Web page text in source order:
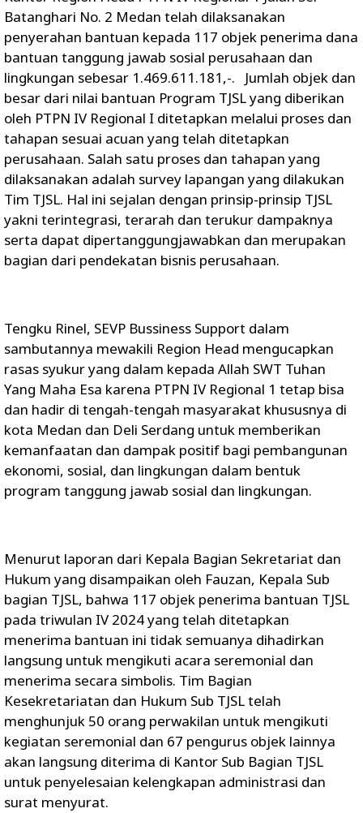
Batanghari No. 2 Medan telah dilaksanakan
penyerahan bantuan kepada 117 objek penerima dana
bantuan tanggung jawab sosial perusahaan dan
lingkungan sebesar 1.469.611.181,-. Jumlah objek dan
besar dari nilai bantuan Program TJSL yang diberikan
oleh PTPN IV Regional I ditetapkan melalui proses dan
tahapan sesuai acuan yang telah ditetapkan
perusahaan. Salah satu proses dan tahapan yang
dilaksanakan adalah survey lapangan yang dilakukan
Tim TJSL. Hal ini sejalan dengan prinsip-prinsip TJSL
yakni terintegrasi, terarah dan terukur dampaknya
serta dapat dipertanggungjawabkan dan merupakan
bagian dari pendekatan bisnis perusahaan.
Tengku Rinel, SEVP Bussiness Support dalam
sambutannya mewakili Region Head mengucapkan
rasas syukur yang dalam kepada Allah SWT Tuhan
Yang Maha Esa karena PTPN IV Regional 1 tetap bisa
dan hadir di tengah-tengah masyarakat khususnya di
kota Medan dan Deli Serdang untuk memberikan
kemanfaatan dan dampak positif bagi pembangunan
ekonomi, sosial, dan lingkungan dalam bentuk
program tanggung jawab sosial dan lingkungan.
Menurut laporan dari Kepala Bagian Sekretariat dan
Hukum yang disampaikan oleh Fauzan, Kepala Sub
bagian TJSL, bahwa 117 objek penerima bantuan TJSL
pada triwulan IV 2024 yang telah ditetapkan
menerima bantuan ini tidak semuanya dihadirkan
langsung untuk mengikuti acara seremonial dan
menerima secara simbolis. Tim Bagian
Kesekretariatan dan Hukum Sub TJSL telah
menghunjuk 50 orang perwakilan untuk mengikuti
kegiatan seremonial dan 67 pengurus objek lainnya
akan langsung diterima di Kantor Sub Bagian TJSL
untuk penyelesaian kelengkapan administrasi dan
surat menyurat.